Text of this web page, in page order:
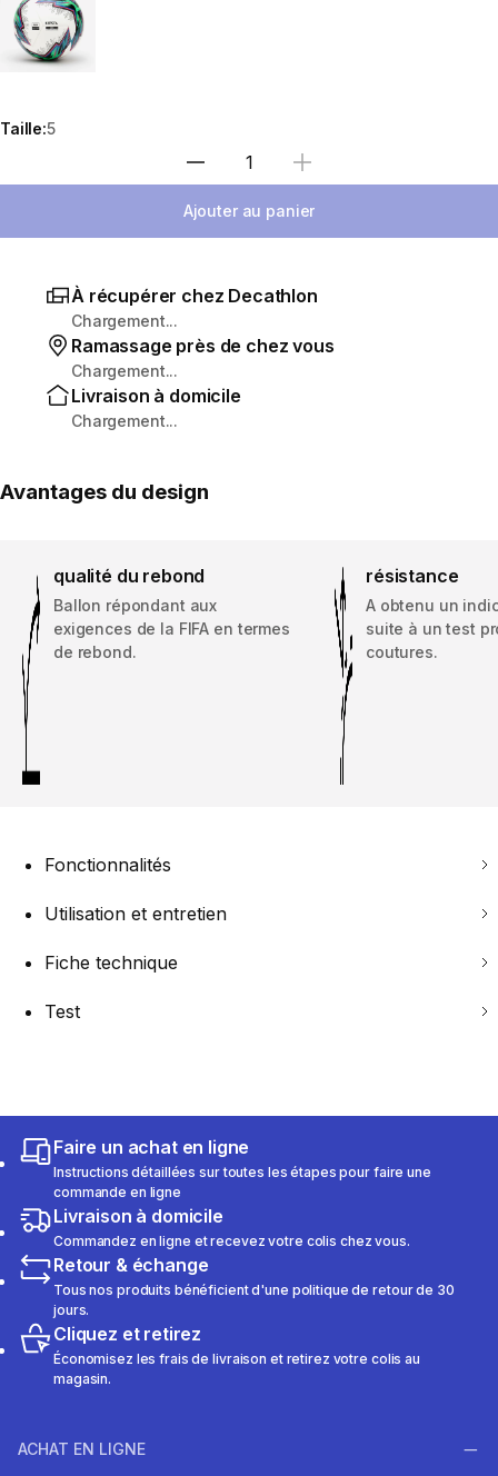
Taille:5
Sélectionnez la quantité
Ajouter au panier
À récupérer chez Decathlon
Chargement...
Ramassage près de chez vous
Chargement...
Livraison à domicile
Chargement...
Avantages du design
qualité du rebond
Ballon répondant aux
exigences de la FIFA en termes
de rebond.
résistance
A obtenu un
suite à un test
coutures.
Fonctionnalités
Utilisation et entretien
Fiche technique
Test
Faire un achat en ligne
Instructions détaillées sur toutes les étapes pour faire une
commande en ligne
Livraison à domicile
Commandez en ligne et recevez votre colis chez vous.
Retour & échange
Tous nos produits bénéficient d'une politique de retour de 30
jours.
Cliquez et retirez
Économisez les frais de livraison et retirez votre colis au
magasin.
ACHAT EN LIGNE